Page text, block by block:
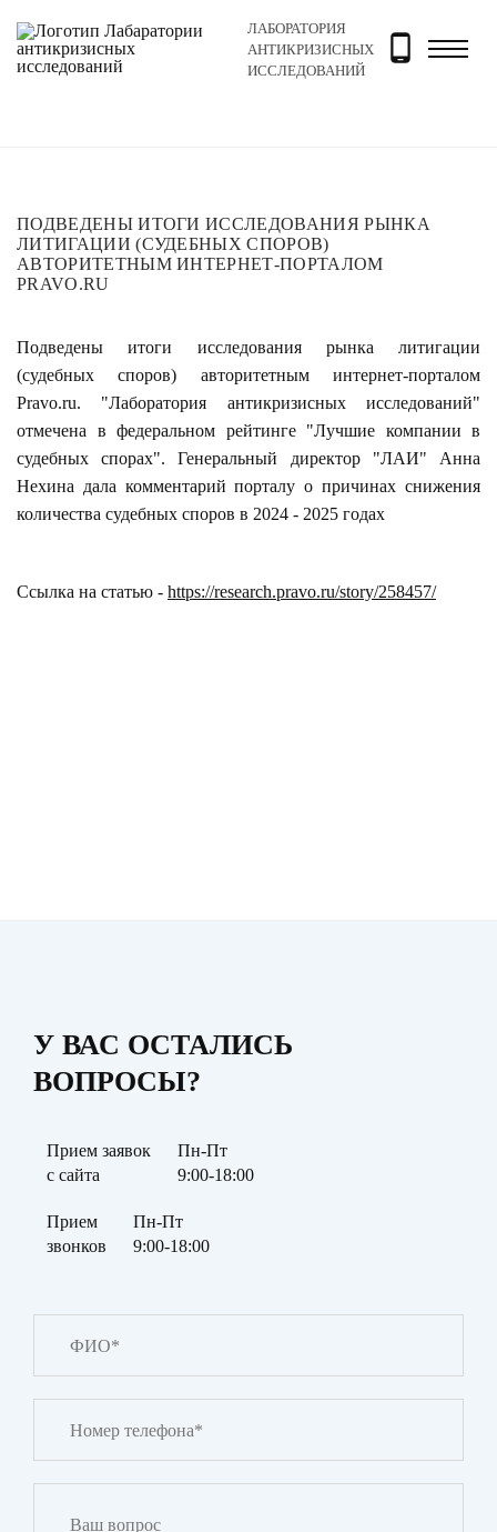
ЛАБОРАТОРИЯ
АНТИКРИЗИСНЫХ
ИССЛЕДОВАНИЙ
Главная Новости и блог Блог Подведены итоги
ПОДВЕДЕНЫ ИТОГИ ИССЛЕДОВАНИЯ РЫНКА
ЛИТИГАЦИИ (СУДЕБНЫХ СПОРОВ)
АВТОРИТЕТНЫМ ИНТЕРНЕТ-ПОРТАЛОМ
PRAVO.RU
Подведены итоги исследования рынка литигации
(судебных споров) авторитетным интернет-порталом
Pravo.ru. "Лаборатория антикризисных исследований"
отмечена в федеральном рейтинге "Лучшие компании в
судебных спорах". Генеральный директор "ЛАИ" Анна
Нехина дала комментарий порталу о причинах снижения
количества судебных споров в 2024 - 2025 годах
Ссылка на статью - https://research.pravo.ru/story/258457/
У ВАС ОСТАЛИСЬ
ВОПРОСЫ?
Прием заявок
с сайта
Пн-Пт
9:00-18:00
Прием
звонков
Пн-Пт
9:00-18:00